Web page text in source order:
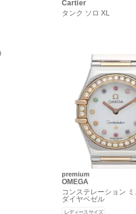
Cartier
タンク ソロ XL
premium
OMEGA
コンステレーション
ダイヤベゼル
レディースサイズ